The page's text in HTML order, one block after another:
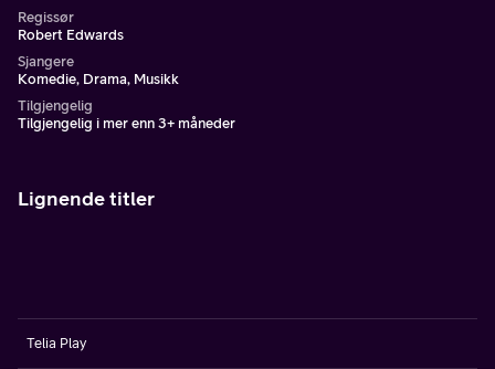
Regissør
Robert Edwards
Sjangere
Komedie, Drama, Musikk
Tilgjengelig
Tilgjengelig i mer enn 3+ måneder
Lignende titler
Telia Play